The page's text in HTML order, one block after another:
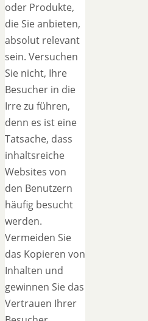
oder Produkte,
die Sie anbieten,
absolut relevant
sein. Versuchen
Sie nicht, Ihre
Besucher in die
Irre zu führen,
denn es ist eine
Tatsache, dass
inhaltsreiche
Websites von
den Benutzern
häufig besucht
werden.
Vermeiden Sie
das Kopieren von
Inhalten und
gewinnen Sie das
Vertrauen Ihrer